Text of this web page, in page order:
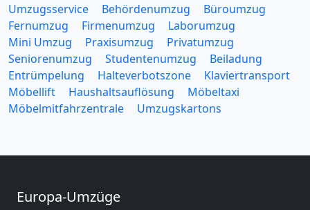
Umzugsservice Behördenumzug
Büroumzug
Fernumzug
Firmenumzug
Laborumzug
Mini Umzug
Praxisumzug
Privatumzug
Seniorenumzug
Studentenumzug
Beiladung
Entrümpelung
Halteverbotszone
Klaviertransport
Möbellift
Haushaltsauflösung
Möbeltaxi
Möbelmitfahrzentrale
Umzugskartons
Europa-Umzüge